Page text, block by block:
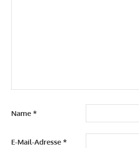
Name *
E-Mail-Adresse *